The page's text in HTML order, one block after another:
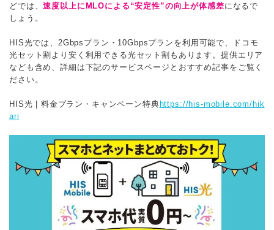
どでは、速度以上にMLOによる“安定性”の向上が体感差になるで
しょう。
HIS光では、2Gbpsプラン・10Gbpsプランを利用可能で、ドコモ
光セット割より安く利用できる光セット割もあります。提供エリア
なども含め、詳細は下記のサービスページとおすすめ記事をご覧く
ださい。
HIS光 | 料金プラン・キャンペーン特典https://his-mobile.com/hik
ari